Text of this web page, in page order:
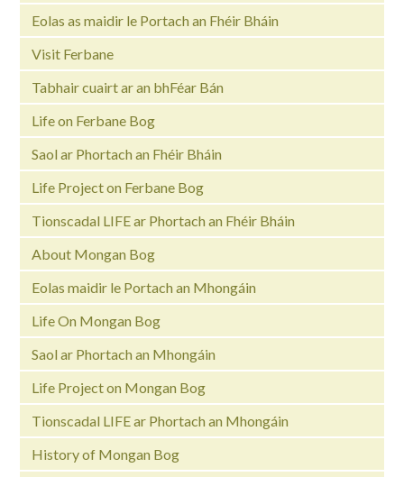
Eolas as maidir le Portach an Fhéir Bháin
Visit Ferbane
Tabhair cuairt ar an bhFéar Bán
Life on Ferbane Bog
Saol ar Phortach an Fhéir Bháin
Life Project on Ferbane Bog
Tionscadal LIFE ar Phortach an Fhéir Bháin
About Mongan Bog
Eolas maidir le Portach an Mhongáin
Life On Mongan Bog
Saol ar Phortach an Mhongáin
Life Project on Mongan Bog
Tionscadal LIFE ar Phortach an Mhongáin
History of Mongan Bog